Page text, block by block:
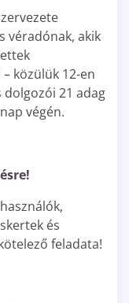
véradónak, akik
közülük 12-en
21 adag
végén.
és
feladata!